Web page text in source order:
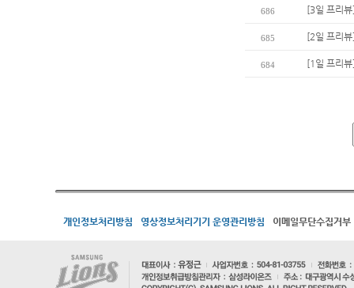
686 [3일 프리
685 [2일 프리
684 [1일 프리
개인정보처리방침 영상정보처리기기 운영관리방침 이메일무단수집거부